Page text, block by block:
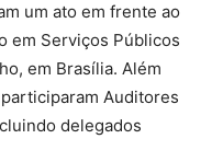
um ato em frente ao
em Serviços Públicos
em Brasília. Além
Auditores
delegados